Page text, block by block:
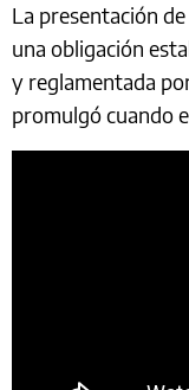
La presentación
una obligación
y reglamentada
promulgó cuando